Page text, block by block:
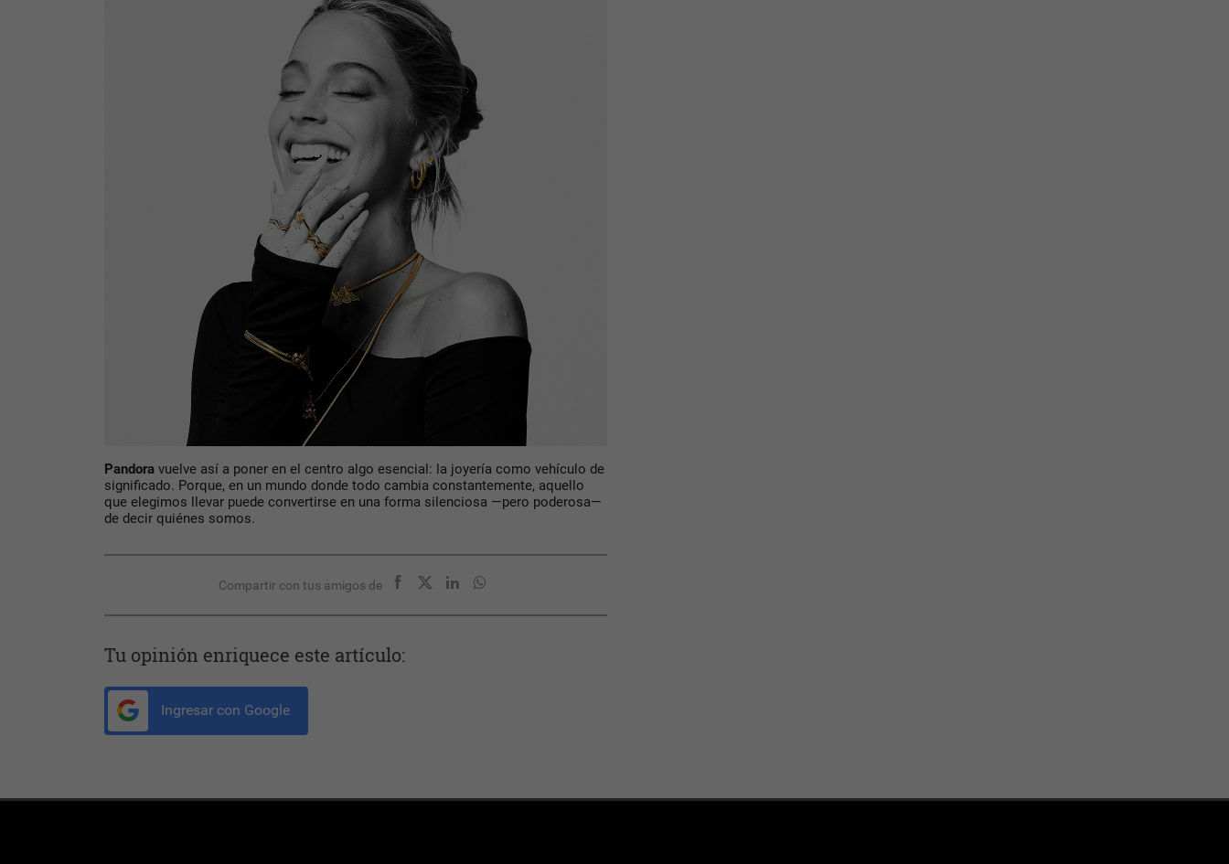
Pandora vuelve así a poner en el centro algo esencial: la joyería como vehículo de
significado. Porque, en un mundo donde todo cambia constantemente, aquello
que elegimos llevar puede convertirse en una forma silenciosa —pero poderosa—
de decir quiénes somos.
Compartir con tus amigos de
Tu opinión enriquece este artículo:
Ingresar con Google